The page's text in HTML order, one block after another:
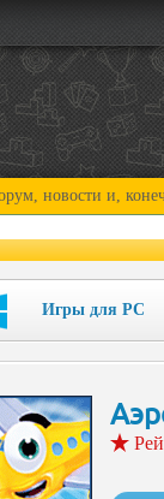
и, конечно,
Игры для PC